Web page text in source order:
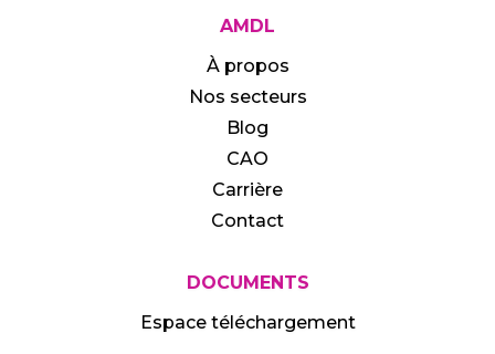
AMDL
À propos
Nos secteurs
Blog
CAO
Carrière
Contact
DOCUMENTS
Espace téléchargement